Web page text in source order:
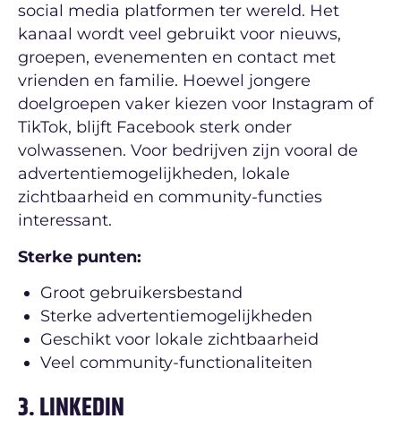
social media platformen ter wereld. Het
kanaal wordt veel gebruikt voor nieuws,
groepen, evenementen en contact met
vrienden en familie. Hoewel jongere
doelgroepen vaker kiezen voor Instagram of
TikTok, blijft Facebook sterk onder
volwassenen. Voor bedrijven zijn vooral de
advertentiemogelijkheden, lokale
zichtbaarheid en community-functies
interessant.
Sterke punten:
Groot gebruikersbestand
Sterke advertentiemogelijkheden
Geschikt voor lokale zichtbaarheid
Veel community-functionaliteiten
3. LINKEDIN